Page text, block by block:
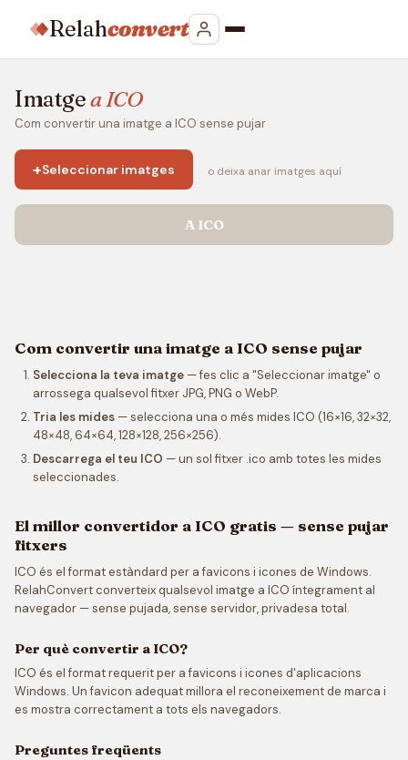
Relahconvert
Imatgea ICO
Com convertir una imatge a ICO sense pujar
+Seleccionar imatges o deixa anar imatges aquí
A ICO
Com convertir una imatge a ICO sense pujar
Selecciona la teva imatge — fes clic a "Seleccionar imatge" o
arrossega qualsevol fitxer JPG, PNG o WebP.
Tria les mides — selecciona una o més mides ICO (16×16, 32×32,
48×48, 64×64, 128×128, 256×256).
Descarrega el teu ICO — un sol fitxer .ico amb totes les mides
seleccionades.
El millor convertidor a ICO gratis — sense pujar
fitxers
ICO és el format estàndard per a favicons i icones de Windows.
RelahConvert converteix qualsevol imatge a ICO íntegrament al
navegador — sense pujada, sense servidor, privadesa total.
Per què convertir a ICO?
ICO és el format requerit per a favicons i icones d'aplicacions
Windows. Un favicon adequat millora el reconeixement de marca i
es mostra correctament a tots els navegadors.
Preguntes freqüents